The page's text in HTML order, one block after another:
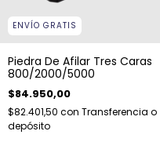
ENVÍO GRATIS
Piedra De Afilar Tres Caras
800/2000/5000
$84.950,00
$82.401,50 con Transferencia o
depósito